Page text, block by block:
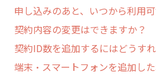
申し込みのあと、いつから利用
契約内容の変更はできますか？
契約ID数を追加するにはどうす
端末・スマートフォンを追加し